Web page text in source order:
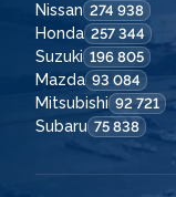
Nissan 274 938
Honda 257 344
Suzuki 196 805
Mazda 93 084
Mitsubishi 92 721
Subaru 75 838